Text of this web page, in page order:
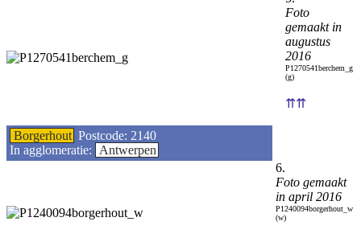
Foto
gemaakt in
augustus
2016
P1270541berchem_g
(g)
⇈⇈
Borgerhout Postcode: 2140
In agglomeratie:
Antwerpen
6.
Foto gemaakt
in april 2016
P1240094borgerhout_w
(w)